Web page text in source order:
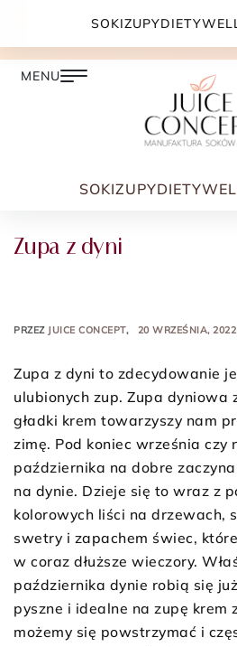
DARMOWA DOSTAWA PRZY
SOKIZUPYDIETY
Zupa z dyni
PRZEZ JUICE CONCEPT 20 WRZEŚNIA, 2022
Zupa z dyni to zdecydowanie
ulubionych zup. Zupa dyniowa
gładki krem towarzyszy nam
zimę. Pod koniec września czy
października na dobre
na dynie. Dzieje się to wraz z
kolorowych liści na drzewach,
swetry i zapachem świec,
w coraz dłuższe wieczory.
października dynie robią się
pyszne i idealne na zupę krem
możemy się powstrzymać i
SOKIZUPYDIETY